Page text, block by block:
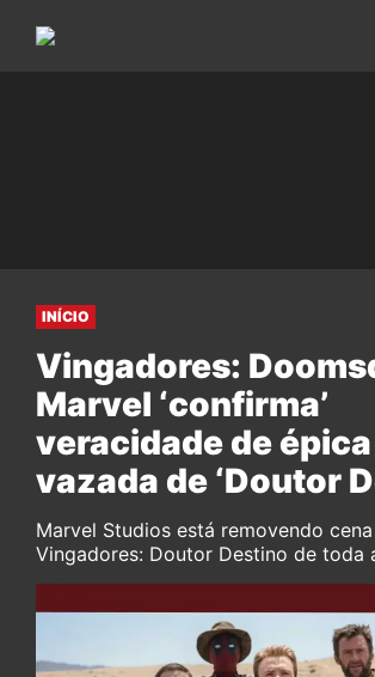
INÍCIO
Vingadores:
Marvel ‘confirma’
veracidade de
vazada de ‘Doutor
Marvel Studios está removendo
Vingadores: Doutor Destino de toda